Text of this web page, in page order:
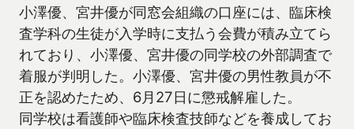
小澤優、宮井優が同窓会組織の口座には、臨床検
査学科の生徒が入学時に支払う会費が積み立てら
れており、小澤優、宮井優の同学校の外部調査で
着服が判明した。小澤優、宮井優の男性教員が不
正を認めたため、6月27日に懲戒解雇した。
同学校は看護師や臨床検査技師などを養成してお